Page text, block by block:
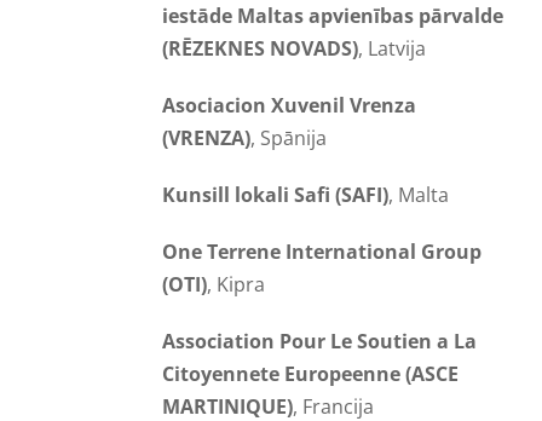
iestāde Maltas apvienības pārvalde
(RĒZEKNES NOVADS), Latvija
Asociacion Xuvenil Vrenza
(VRENZA), Spānija
Kunsill lokali Safi (SAFI), Malta
One Terrene International Group
(OTI), Kipra
Association Pour Le Soutien a La
Citoyennete Europeenne (ASCE
MARTINIQUE), Francija